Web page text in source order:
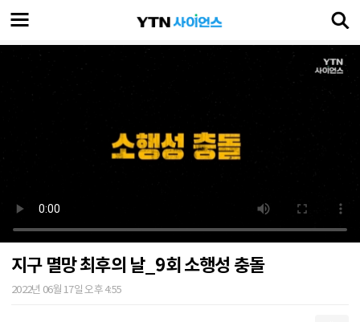
지구 멸망 최후의 날_9회 소행성 충돌
2022년 06월 17일 오후 4:55